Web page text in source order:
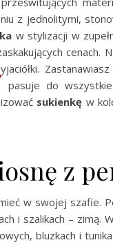
z jednolitymi,
w stylizacji w
cenach.
pasuje do
sukienkę w
z
w swojej szafie.
i szalikach –
bluzkach i